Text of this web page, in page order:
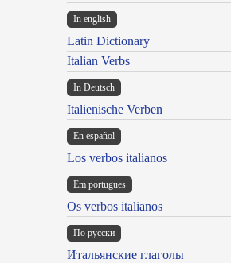
In english
Latin Dictionary
Italian Verbs
In Deutsch
Italienische Verben
En español
Los verbos italianos
Em portugues
Os verbos italianos
По русски
Итальянские глаголы